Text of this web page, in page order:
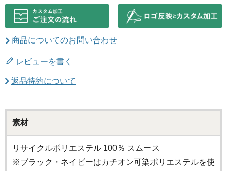
商品についてのお問い合わせ
レビューを書く
返品特約について
素材
リサイクルポリエステル 100％ スムース
※ブラック・ネイビーはカチオン可染ポリエステルを使